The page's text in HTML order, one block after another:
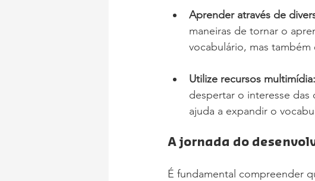
Aprender através de
maneiras de tornar o
vocabulário, mas também
Utilize recursos multimídia:
despertar o interesse das
ajuda a expandir o
A jornada do
É fundamental compreender